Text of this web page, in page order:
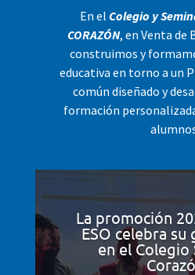
En el Colegio y
CORAZÓN, en Venta de
construimos y
educativa en torno a un
común diseñado y
formación
La promoción
ESO celebra su
en el Colegio